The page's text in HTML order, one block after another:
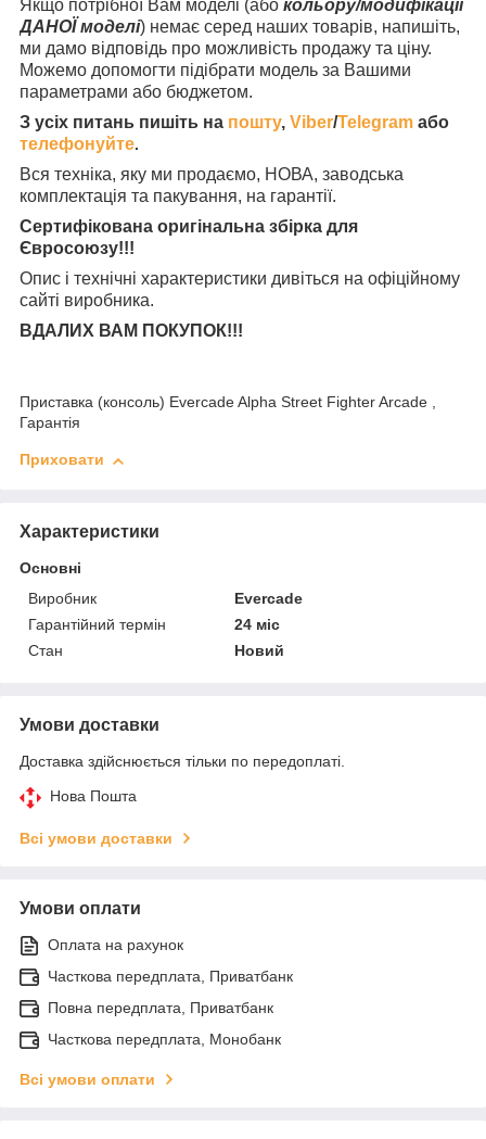
Якщо потрібної Вам моделі (або кольору/модифікації
ДАНОЇ моделі) немає серед наших товарів, напишіть,
ми дамо відповідь про можливість продажу та ціну.
Можемо допомогти підібрати модель за Вашими
параметрами або бюджетом.
З усіх питань пишіть на пошту, Viber/Telegram або
телефонуйте.
Вся техніка, яку ми продаємо, НОВА, заводська
комплектація та пакування, на гарантії.
Сертифікована оригінальна збірка для
Євросоюзу!!!
Опис і технічні характеристики дивіться на офіційному
сайті виробника.
ВДАЛИХ ВАМ ПОКУПОК!!!
Приставка (консоль) Evercade Alpha Street Fighter Arcade ,
Гарантія
Приховати
Характеристики
Основні
Виробник
Evercade
Гарантійний термін
24 міс
Стан
Новий
Умови доставки
Доставка здійснюється тільки по передоплаті.
Нова Пошта
Всі умови доставки
Умови оплати
Оплата на рахунок
Часткова передплата, Приватбанк
Повна передплата, Приватбанк
Часткова передплата, Монобанк
Всі умови оплати